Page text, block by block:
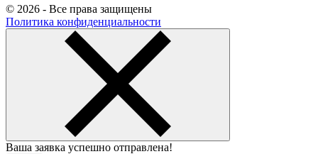
© 2026 - Все права защищены
Политика конфиденциальности
Ваша заявка успешно отправлена!